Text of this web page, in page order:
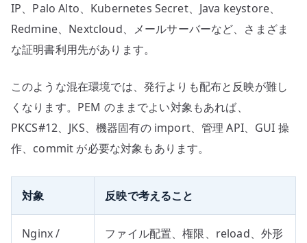
IP、Palo Alto、Kubernetes Secret、Java keystore、
Redmine、Nextcloud、メールサーバーなど、さまざま
な証明書利用先があります。
このような混在環境では、発行よりも配布と反映が難し
くなります。PEM のままでよい対象もあれば、
PKCS#12、JKS、機器固有の import、管理 API、GUI 操
作、commit が必要な対象もあります。
対象 反映で考えること
Nginx /
ファイル配置、権限、reload、外形